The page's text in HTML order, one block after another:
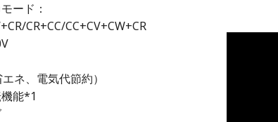
ード：
CR+CC/CC+CV+CW+CR
ネ、電気代節約）
能*1